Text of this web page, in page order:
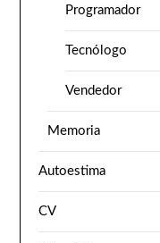
Programador
Tecnólogo
Vendedor
Memoria
Autoestima
CV